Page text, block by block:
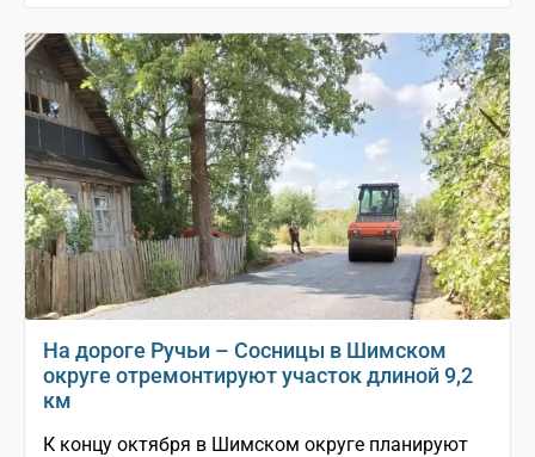
На дороге Ручьи – Сосницы в Шимском
округе отремонтируют участок длиной 9,2
км
К концу октября в Шимском округе планируют